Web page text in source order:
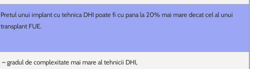
Pretul unui implant cu tehnica DHI poate fi cu pana la 20% mai mare decat cel al unui
transplant FUE.
– gradul de complexitate mai mare al tehnicii DHI,